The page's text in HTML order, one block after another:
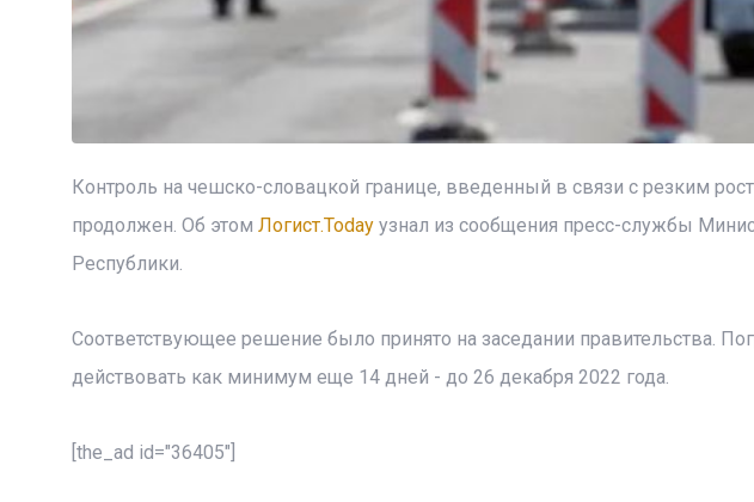
Контроль на чешско-словацкой границе, введенный в связи с резким
продолжен. Об этом Логист.Todayузнал из сообщения пресс-службы
Республики.
Соответствующее решение было принято на заседании правительства.
действовать как минимум еще 14 дней - до 26 декабря 2022 года.
[the_ad id="36405"]